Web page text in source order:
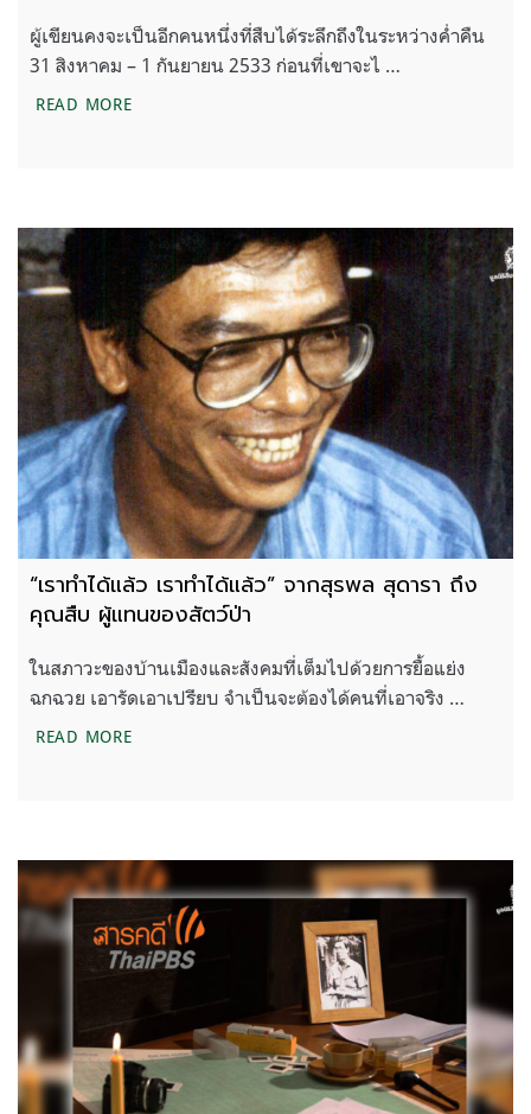
ผู้เขียนคงจะเป็นอีกคนหนึ่งที่สืบได้ระลึกถึงในระหว่างค่ำคืน
31 สิงหาคม – 1 กันยายน 2533 ก่อนที่เขาจะไ …
READ MOREรำลึกถึง สืบ(ยศ) นาคะเสถียร ตอนที่ 1 นักกีฬา นักอนุรั
“เราทำได้แล้ว เราทำได้แล้ว” จากสุรพล สุดารา ถึง
คุณสืบ ผู้แทนของสัตว์ป่า
ในสภาวะของบ้านเมืองและสังคมที่เต็มไปด้วยการยื้อแย่ง
ฉกฉวย เอารัดเอาเปรียบ จำเป็นจะต้องได้คนที่เอาจริง …
READ MORE“เราทำได้แล้ว เราทำได้แล้ว” จากสุรพล สุดารา ถึง